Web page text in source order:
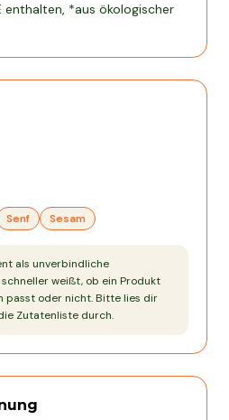
enthalten, *aus ökologischer
Senf Sesam
als unverbindliche
weißt, ob ein Produkt
passt oder nicht. Bitte lies dir
Zutatenliste durch.